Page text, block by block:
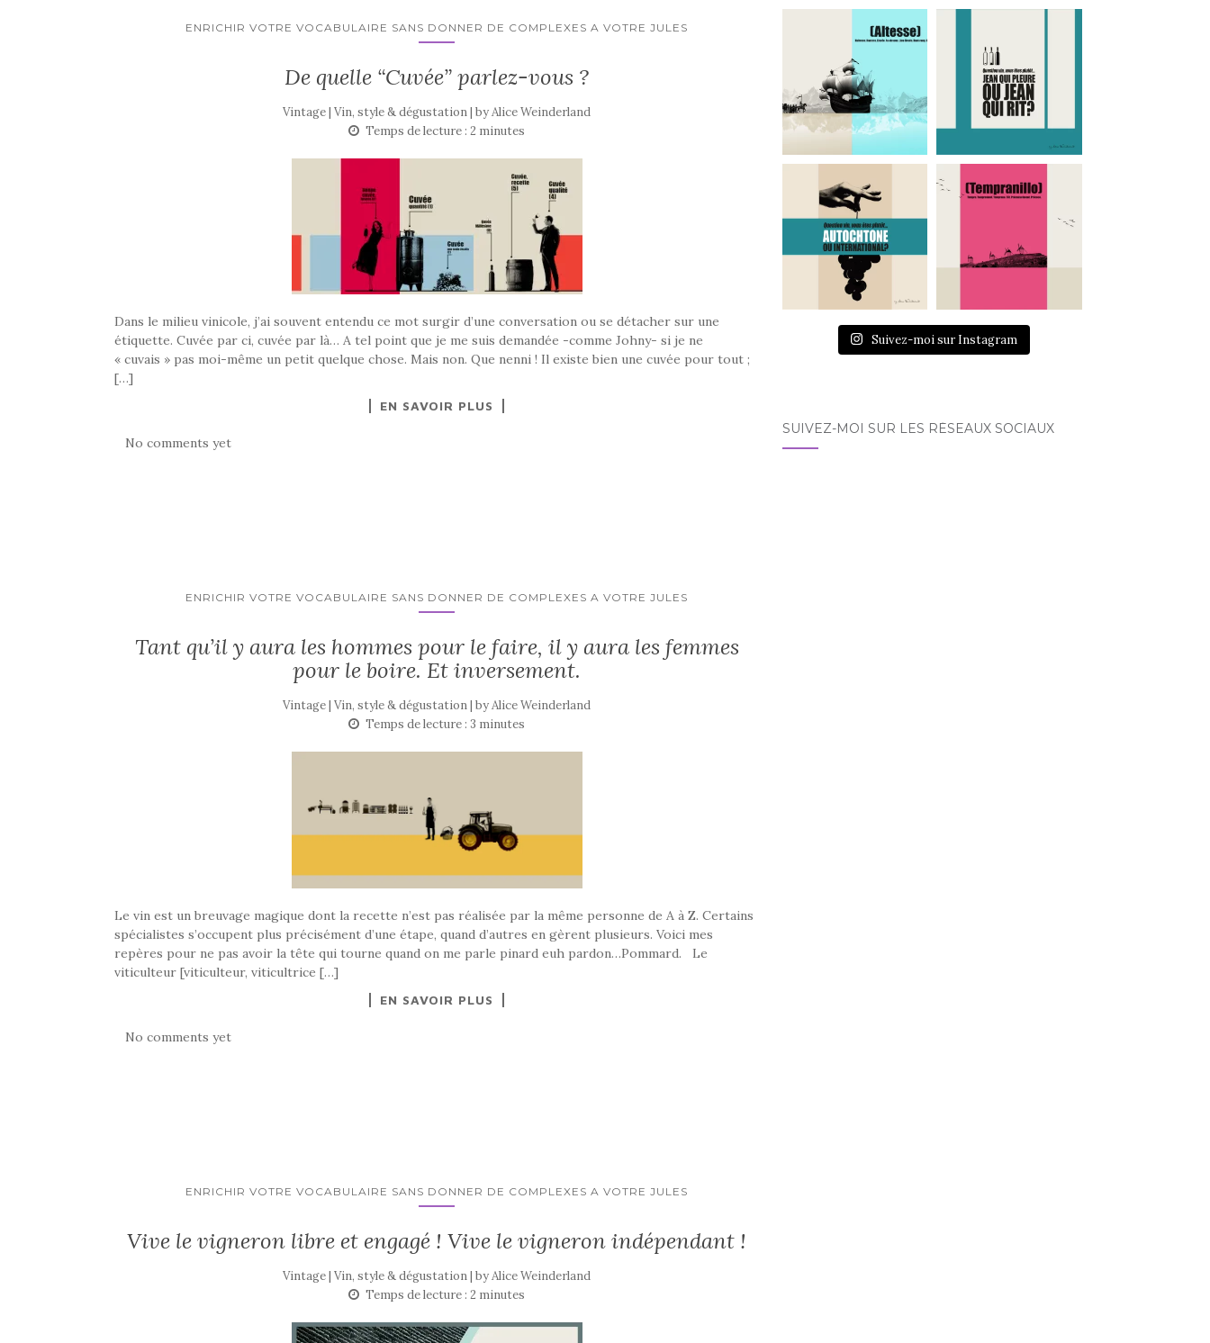
ENRICHIR VOTRE VOCABULAIRE SANS DONNER DE COMPLEXES A VOTRE JULES
De quelle “Cuvée” parlez-vous ?
Vintage | Vin, style & dégustation | byAlice Weinderland
Temps de lecture :2 minutes
Dans le milieu vinicole, j’ai souvent entendu ce mot surgir d’une conversation ou se détacher sur une
étiquette. Cuvée par ci, cuvée par là… A tel point que je me suis demandée -comme Johny- si je ne
« cuvais » pas moi-même un petit quelque chose. Mais non. Que nenni ! Il existe bien une cuvée pour tout ;
[…]
EN SAVOIR PLUS
No comments yet
ENRICHIR VOTRE VOCABULAIRE SANS DONNER DE COMPLEXES A VOTRE JULES
Tant qu’il y aura les hommes pour le faire, il y aura les femmes
pour le boire. Et inversement.
Vintage | Vin, style & dégustation | byAlice Weinderland
Temps de lecture : 3 minutes
Le vin est un breuvage magique dont la recette n’est pas réalisée par la même personne de A à Z. Certains
spécialistes s’occupent plus précisément d’une étape, quand d’autres en gèrent plusieurs. Voici mes
repères pour ne pas avoir la tête qui tourne quand on me parle pinard euh pardon…Pommard. Le
viticulteur [viticulteur, viticultrice […]
EN SAVOIR PLUS
No comments yet
ENRICHIR VOTRE VOCABULAIRE SANS DONNER DE COMPLEXES A VOTRE JULES
Vive le vigneron libre et engagé ! Vive le vigneron indépendant !
Vintage | Vin, style & dégustation | byAlice Weinderland
Temps de lecture :2 minutes
Suivez-moi sur Instagram
SUIVEZ-MOI SUR LES RÉSEAUX SOCIAUX